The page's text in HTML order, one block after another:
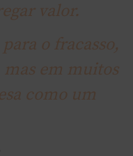
valor.
o fracasso,
mas em muitos
como um